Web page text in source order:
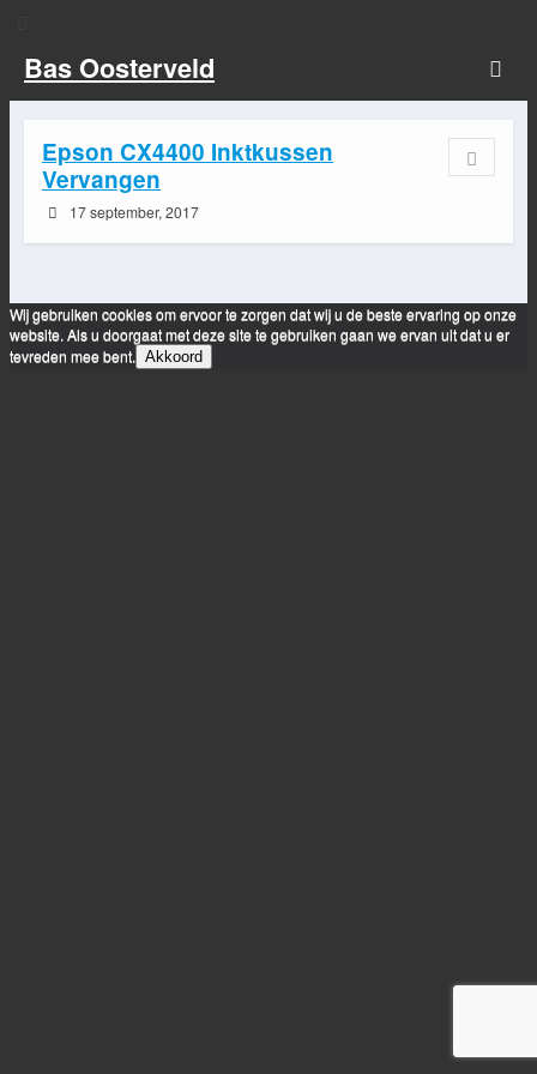
Bas Oosterveld
Epson CX4400 Inktkussen
Vervangen
17 september, 2017
Wij gebruiken cookies om ervoor te zorgen dat wij u de beste ervaring op onze
website. Als u doorgaat met deze site te gebruiken gaan we ervan uit dat u er
tevreden mee bent. Akkoord